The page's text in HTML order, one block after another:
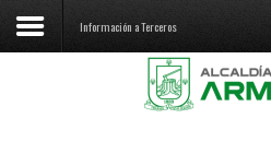
Información a Terceros